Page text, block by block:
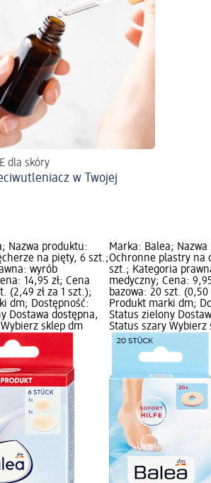
dla skóry
w Twojej
Nazwa produktu:
na pięty, 6 szt.;
wyrób
14,95 zł; Cena
(2,49 zł za 1 szt.);
dm; Dostępność:
Dostawa dostępna,
sklep dm
Marka: Balea;
Ochronne plastry na
szt.; Kategoria
medyczny; Cena:
bazowa: 20 szt. (0,50
Produkt marki dm;
Status zielony
Status szary Wybierz